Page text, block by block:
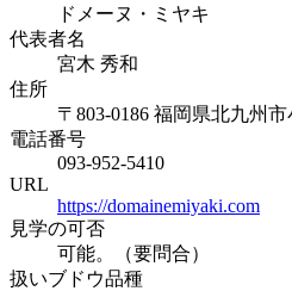
ドメーヌ・ミヤキ
代表者名
宮木 秀和
住所
〒803-0186 福岡県北九州
電話番号
093-952-5410
URL
https://domainemiyaki.com
見学の可否
可能。（要問合）
扱いブドウ品種